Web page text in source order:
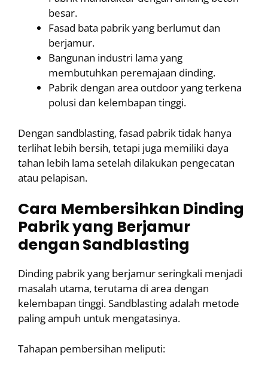
besar.
Fasad bata pabrik yang berlumut dan
berjamur.
Bangunan industri lama yang
membutuhkan peremajaan dinding.
Pabrik dengan area outdoor yang terkena
polusi dan kelembapan tinggi.
Dengan sandblasting, fasad pabrik tidak hanya
terlihat lebih bersih, tetapi juga memiliki daya
tahan lebih lama setelah dilakukan pengecatan
atau pelapisan.
Cara Membersihkan Dinding
Pabrik yang Berjamur
dengan Sandblasting
Dinding pabrik yang berjamur seringkali menjadi
masalah utama, terutama di area dengan
kelembapan tinggi. Sandblasting adalah metode
paling ampuh untuk mengatasinya.
Tahapan pembersihan meliputi: